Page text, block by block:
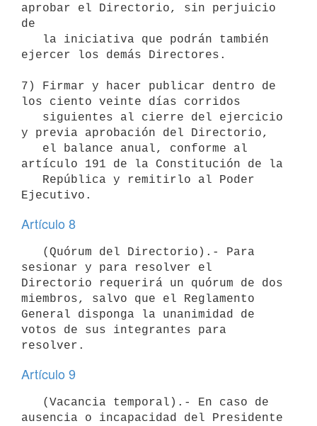
aprobar el Directorio, sin perjuicio
de
ejercer los demás Directores.
7) Firmar y hacer publicar dentro de
los ciento veinte días corridos
y previa aprobación del Directorio,
artículo 191 de la Constitución de la
Artículo 8
sesionar y para resolver el
Directorio requerirá un quórum de dos
miembros, salvo que el Reglamento
General disponga la unanimidad de
votos de sus integrantes para
Artículo 9
ausencia o incapacidad del Presidente